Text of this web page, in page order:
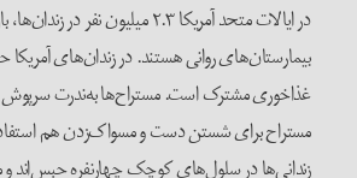
در ایالات متحد آمریکا ۲.۳ میلیون نفر
بیمارستان‌های روانی هستند. در زندان‌های آمریکا
غذاخوری مشترک است. مستراح‌ها به‌ندرت سرپوش
مستراح برای شستن دست و مسواک‌زدن هم
زندانی‌ها در سلول‌های کوچک چهارنفره حبس‌اند و